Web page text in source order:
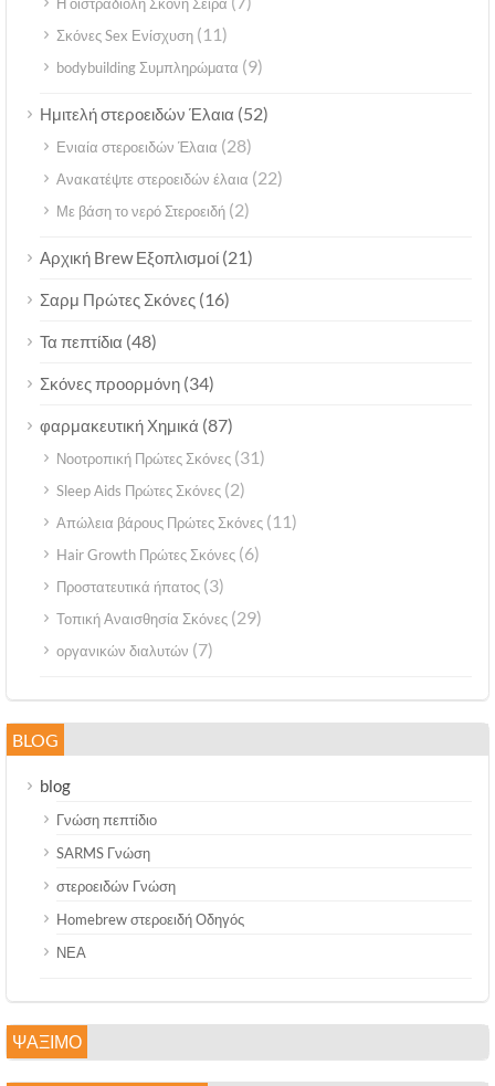
Η οιστραδιόλη Σκόνη Σειρά
Σκόνες Sex Ενίσχυση (11)
bodybuilding Συμπληρώματα (9)
Ημιτελή στεροειδών Έλαια (52)
Ενιαία στεροειδών Έλαια (28)
Ανακατέψτε στεροειδών έλαια (22)
Με βάση το νερό Στεροειδή (2)
Αρχική Brew Εξοπλισμοί (21)
Σαρμ Πρώτες Σκόνες (16)
Τα πεπτίδια (48)
Σκόνες προορμόνη (34)
φαρμακευτική Χημικά (87)
Νοοτροπική Πρώτες Σκόνες (31)
Sleep Aids Πρώτες Σκόνες (2)
Απώλεια βάρους Πρώτες Σκόνες (11)
Hair Growth Πρώτες Σκόνες (6)
Προστατευτικά ήπατος (3)
Τοπική Αναισθησία Σκόνες (29)
οργανικών διαλυτών (7)
BLOG
blog
Γνώση πεπτίδιο
SARMS Γνώση
στεροειδών Γνώση
Homebrew στεροειδή Οδηγός
ΝΕΑ
ΨΆΞΙΜΟ